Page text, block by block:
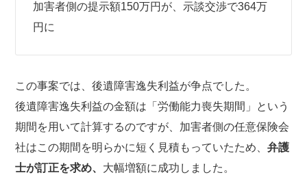
加害者側の提示額150万円が、示談交渉で364万
円に
この事案では、後遺障害逸失利益が争点でした。
後遺障害逸失利益の金額は「労働能力喪失期間」という
期間を用いて計算するのですが、加害者側の任意保険会
社はこの期間を明らかに短く見積もっていたため、弁護
士が訂正を求め、 大幅増額に成功しました。